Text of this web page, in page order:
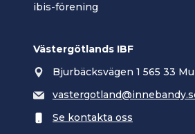
ibis-förening
Västergötlands IBF
Bjurbäcksvägen 1 565 33
Se kontakta oss